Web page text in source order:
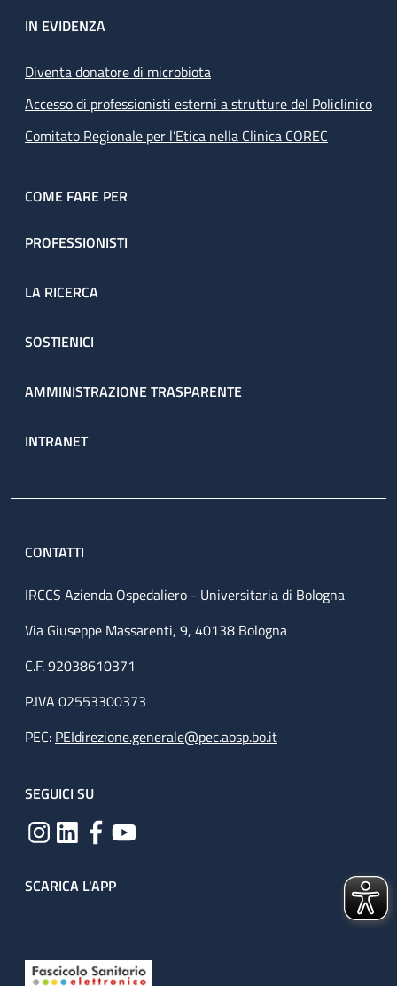
IN EVIDENZA
Diventa donatore di microbiota
Accesso di professionisti esterni a strutture del Policlinico
Comitato Regionale per l’Etica nella Clinica COREC
COME FARE PER
PROFESSIONISTI
LA RICERCA
SOSTIENICI
AMMINISTRAZIONE TRASPARENTE
INTRANET
CONTATTI
IRCCS Azienda Ospedaliero - Universitaria di Bologna
Via Giuseppe Massarenti, 9, 40138 Bologna
C.F. 92038610371
P.IVA 02553300373
PEC: PEIdirezione.generale@pec.aosp.bo.it
SEGUICI SU
SCARICA L'APP